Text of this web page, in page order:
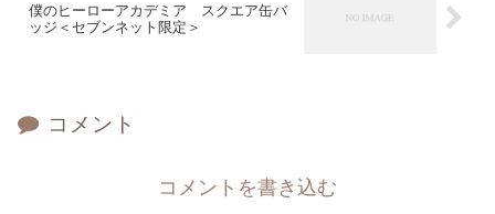
僕のヒーローアカデミア スクエア缶バ
ッジ＜セブンネット限定＞
コメント
コメントを書き込む